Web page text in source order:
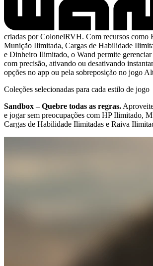
criadas por ColonelRVH. Com recursos como
Munição Ilimitada, Cargas de Habilidade
e Dinheiro Ilimitado, o Wand permite
com precisão, ativando ou desativando
opções no app ou pela sobreposição no jogo
Coleções selecionadas para cada estilo de jogo
Sandbox – Quebre todas as regras.
e jogar sem preocupações com HP Ilimitado,
Cargas de Habilidade Ilimitadas e Raiva